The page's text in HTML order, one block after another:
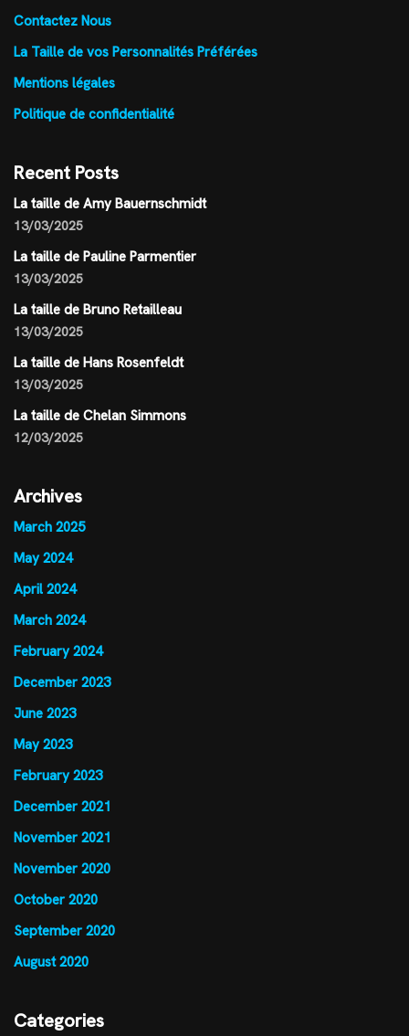
Contactez Nous
La Taille de vos Personnalités Préférées
Mentions légales
Politique de confidentialité
Recent Posts
La taille de Amy Bauernschmidt
13/03/2025
La taille de Pauline Parmentier
13/03/2025
La taille de Bruno Retailleau
13/03/2025
La taille de Hans Rosenfeldt
13/03/2025
La taille de Chelan Simmons
12/03/2025
Archives
March 2025
May 2024
April 2024
March 2024
February 2024
December 2023
June 2023
May 2023
February 2023
December 2021
November 2021
November 2020
October 2020
September 2020
August 2020
Categories